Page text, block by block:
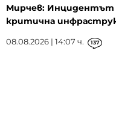
Мирчев: Инцидентът
критична
08.08.2026 | 14:07 ч. 137